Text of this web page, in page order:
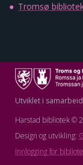
Tromsø
Utviklet i
Harstad bibliotek ©
Design og utvikling:
Innlogging for